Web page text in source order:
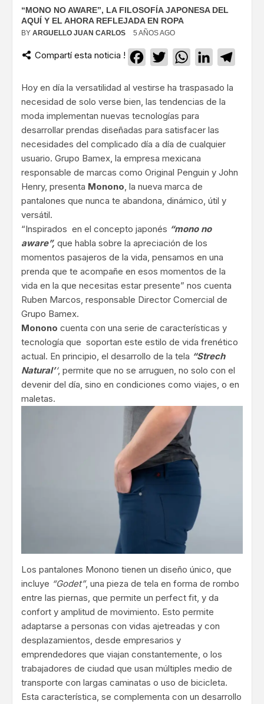
“MONO NO AWARE”, LA FILOSOFÍA JAPONESA DEL
AQUÍ Y EL AHORA REFLEJADA EN ROPA
BY ARGUELLO JUAN CARLOS 5 AÑOS AGO
Compartí esta noticia ! Facebook
TwitterWhatsApp
LinkedIn
Hoy en día la versatilidad al vestirse ha traspasado la
necesidad de solo verse bien, las tendencias de la
moda implementan nuevas tecnologías para
desarrollar prendas diseñadas para satisfacer las
necesidades del complicado día a día de cualquier
usuario. Grupo Bamex, la empresa mexicana
responsable de marcas como Original Penguin y John
Henry, presenta Monono, la nueva marca de
pantalones que nunca te abandona, dinámico, útil y
versátil.
“Inspirados en el concepto japonés “mono no
aware”, que habla sobre la apreciación de los
momentos pasajeros de la vida, pensamos en una
prenda que te acompañe en esos momentos de la
vida en la que necesitas estar presente” nos cuenta
Ruben Marcos, responsable Director Comercial de
Grupo Bamex.
Monono cuenta con una serie de características y
tecnología que soportan este estilo de vida frenético
actual. En principio, el desarrollo de la tela “Strech
Natural’‘, permite que no se arruguen, no solo con el
devenir del día, sino en condiciones como viajes, o en
maletas.
Los pantalones Monono tienen un diseño único, que
incluye “Godet”, una pieza de tela en forma de rombo
entre las piernas, que permite un perfect fit, y da
confort y amplitud de movimiento. Esto permite
adaptarse a personas con vidas ajetreadas y con
desplazamientos, desde empresarios y
emprendedores que viajan constantemente, o los
trabajadores de ciudad que usan múltiples medio de
transporte con largas caminatas o uso de bicicleta.
Esta característica, se complementa con un desarrollo